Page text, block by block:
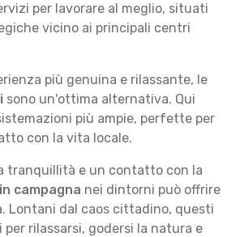
per lavorare al meglio, situati
vicino ai principali centri
più genuina e rilassante, le
sono un'ottima alternativa. Qui
più ampie, perfette per
con la vita locale.
tranquillità e un contatto con la
campagna nei dintorni può offrire
Lontani dal caos cittadino, questi
per rilassarsi, godersi la natura e